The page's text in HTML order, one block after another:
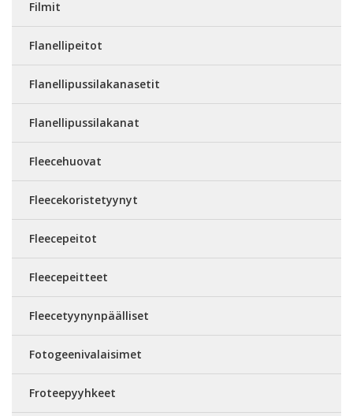
Filmit
Flanellipeitot
Flanellipussilakanasetit
Flanellipussilakanat
Fleecehuovat
Fleecekoristetyynyt
Fleecepeitot
Fleecepeitteet
Fleecetyynynpäälliset
Fotogeenivalaisimet
Froteepyyhkeet